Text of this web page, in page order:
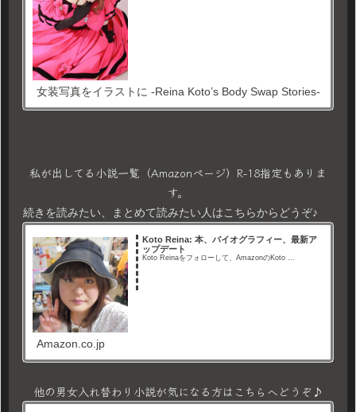
女装写真をイラストに -Reina Koto’s Body Swap Stories-
私が出してる小説一覧（Amazonページ）R-18指定もありま
す。
続きを読みたい、まとめて読みたい人はこちらからどうぞ♪
Koto Reina: 本、バイオグラフィー、最新ア
ップデート
Koto Reinaをフォローして、AmazonのKoto ...
Amazon.co.jp
他の男女入れ替わり小説が気になる方はこちらへどうぞ♪